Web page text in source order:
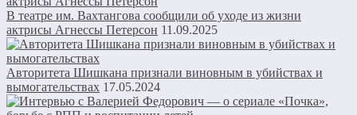
В театре им. Вахтангова сообщили об уходе из жизни
актрисы Агнессы Петерсон 11.09.2025
Авторитета Шишкана признали виновным в убийствах и
вымогательствах 17.05.2024